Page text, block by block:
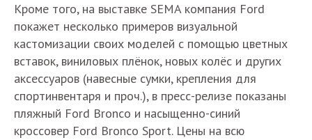
Кроме того, на выставке SEMA компания Ford
покажет несколько примеров визуальной
кастомизации своих моделей с помощью цветных
вставок, виниловых плёнок, новых колёс и других
аксессуаров (навесные сумки, крепления для
спортинвентаря и проч.), в пресс-релизе показаны
пляжный Ford Bronco и насыщенно-синий
кроссовер Ford Bronco Sport. Цены на всю